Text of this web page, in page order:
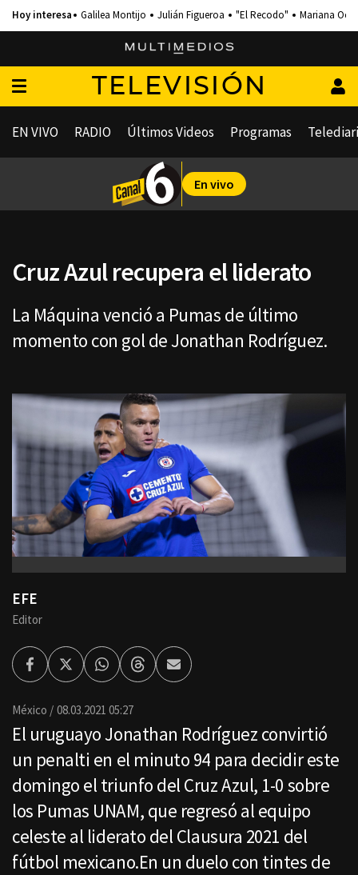
Galilea Montijo Julián Figueroa "El Recodo" Mariana
TELEVISIÓN
EN VIVO RADIO Últimos Videos Programas
En vivo
Cruz Azul recupera el liderato
La Máquina venció a Pumas de último
momento con gol de Jonathan Rodríguez.
EFE
Editor
FacebookTwitterWhatsappThreadsEnviar
por
México 08.03.2021 05:27
El uruguayo Jonathan Rodríguez convirtió
un penalti en el minuto 94 para decidir este
domingo el triunfo del Cruz Azul, 1-0 sobre
los Pumas UNAM, que regresó al equipo
celeste al liderato del Clausura 2021 del
fútbol mexicano.En un duelo con tintes de